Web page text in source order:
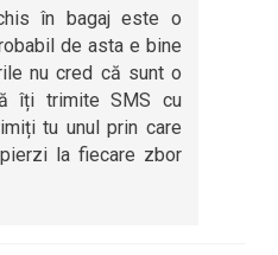
în bagaj este o
de asta e bine
nu cred că sunt o
îți trimite SMS cu
tu unul prin care
la fiecare zbor